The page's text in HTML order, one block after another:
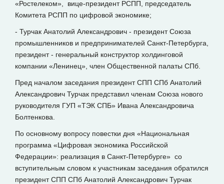
«Ростелеком», вице-президент РСПП, председатель
Комитета РСПП по цифровой экономике;
- Турчак Анатолий Александрович - президент Союза
промышленников и предпринимателей Санкт-Петербурга,
президент - генеральный конструктор холдинговой
компании «Ленинец», член Общественной палаты СПб.
Пред началом заседания президент СПП СПб Анатолий
Александрович Турчак представил членам Союза нового
руководителя ГУП «ТЭК СПБ» Ивана Александровича
Болтенкова.
По основному вопросу повестки дня «Национальная
программа «Цифровая экономика Российской
Федерации»: реализация в Санкт-Петербурге» со
вступительным словом к участникам заседания обратился
президент СПП СПб Анатолий Александрович Турчак